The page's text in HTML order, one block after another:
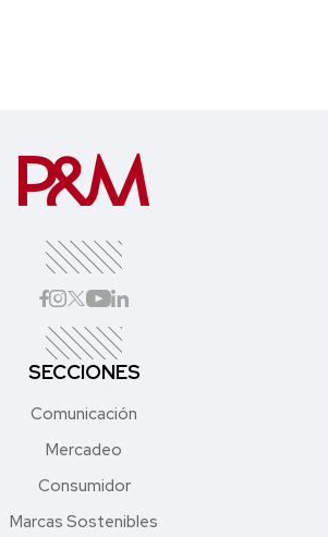
SECCIONES
Comunicación
Mercadeo
Consumidor
Marcas Sostenibles